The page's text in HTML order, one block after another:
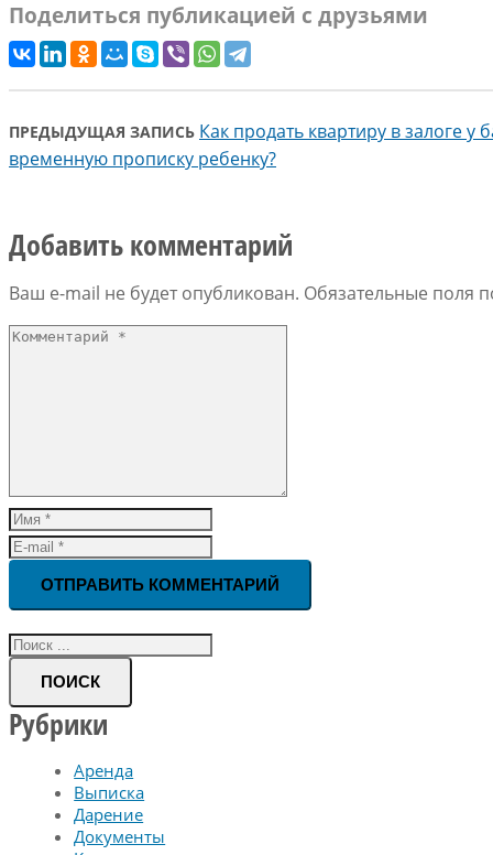
Поделиться публикацией с друзьями
ПРЕДЫДУЩАЯ ЗАПИСЬ Как продать квартиру в залоге у
временную прописку ребенку?
Добавить комментарий
Ваш e-mail не будет опубликован. Обязательные поля
ОТПРАВИТЬ КОММЕНТАРИЙ
ПОИСК
Рубрики
Аренда
Выписка
Дарение
Документы